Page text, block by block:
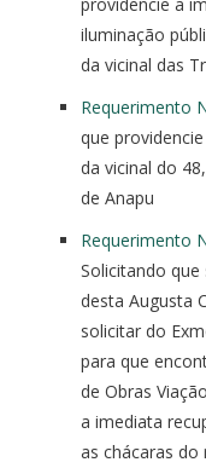
iluminação
da vicinal das
Requerimento
que
da vicinal do
de Anapu
Requerimento
Solicitando
desta Augusta
solicitar do
para que
de Obras
a imediata
as chácaras do